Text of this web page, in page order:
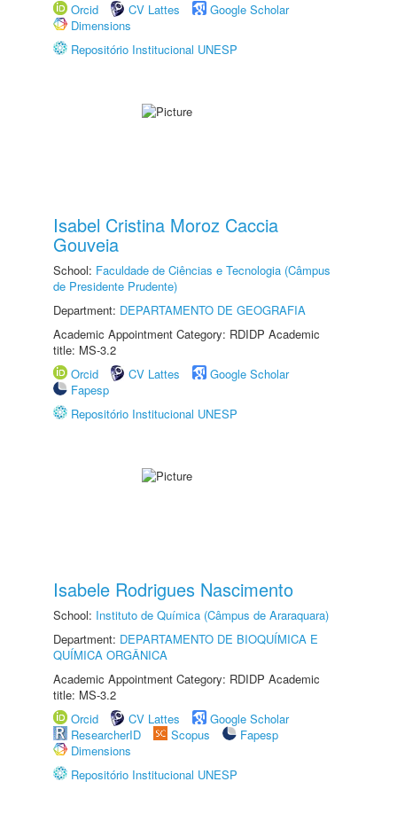
Orcid
CV Lattes
Google Scholar
Dimensions
Repositório Institucional UNESP
Isabel Cristina Moroz Caccia
Gouveia
School: Faculdade de Ciências e Tecnologia (Câmpus
de Presidente Prudente)
Department: DEPARTAMENTO DE GEOGRAFIA
Academic Appointment Category: RDIDP Academic
title: MS-3.2
Orcid
CV Lattes
Google Scholar
Fapesp
Repositório Institucional UNESP
Isabele Rodrigues Nascimento
School: Instituto de Química (Câmpus de Araraquara)
Department: DEPARTAMENTO DE BIOQUÍMICA E
QUÍMICA ORGÂNICA
Academic Appointment Category: RDIDP Academic
title: MS-3.2
Orcid
CV Lattes
Google Scholar
ResearcherID
Scopus
Fapesp
Dimensions
Repositório Institucional UNESP